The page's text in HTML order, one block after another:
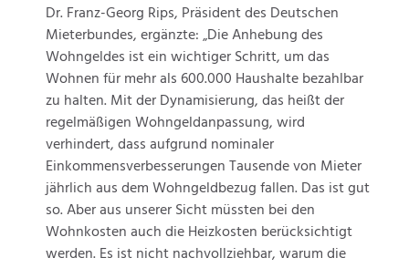
Dr. Franz-Georg Rips, Präsident des Deutschen
Mieterbundes, ergänzte: „Die Anhebung des
Wohngeldes ist ein wichtiger Schritt, um das
Wohnen für mehr als 600.000 Haushalte bezahlbar
zu halten. Mit der Dynamisierung, das heißt der
regelmäßigen Wohngeldanpassung, wird
verhindert, dass aufgrund nominaler
Einkommensverbesserungen Tausende von Mieter
jährlich aus dem Wohngeldbezug fallen. Das ist gut
so. Aber aus unserer Sicht müssten bei den
Wohnkosten auch die Heizkosten berücksichtigt
werden. Es ist nicht nachvollziehbar, warum die